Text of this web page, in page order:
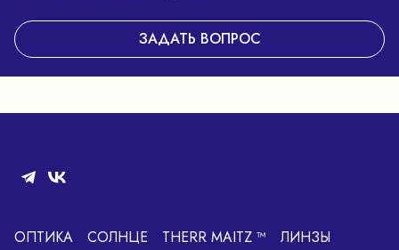
ЗАДАТЬ ВОПРОС
ОПТИКА СОЛНЦЕ THERR MAITZ ™
ЛИНЗЫ